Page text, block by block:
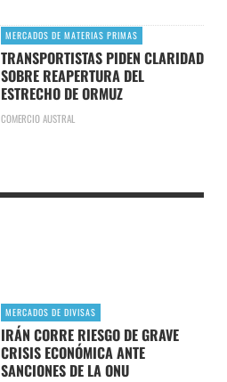
MERCADOS DE MATERIAS PRIMAS
TRANSPORTISTAS PIDEN CLARIDAD
SOBRE REAPERTURA DEL
ESTRECHO DE ORMUZ
COMERCIO AUSTRAL
MERCADOS DE DIVISAS
IRÁN CORRE RIESGO DE GRAVE
CRISIS ECONÓMICA ANTE
SANCIONES DE LA ONU